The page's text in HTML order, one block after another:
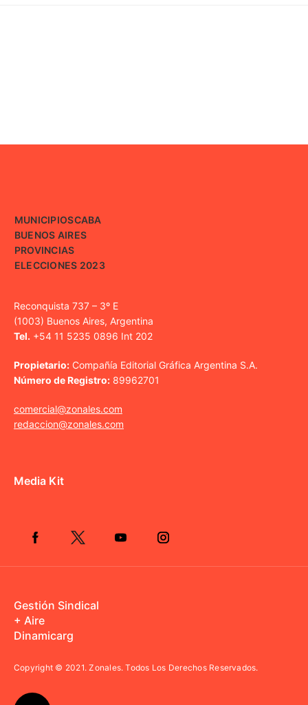
MUNICIPIOSCABA
BUENOS AIRES
PROVINCIAS
ELECCIONES 2023
Reconquista 737 – 3º E
(1003) Buenos Aires, Argentina
Tel. +54 11 5235 0896 Int 202
Propietario: Compañía Editorial Gráfica Argentina S.A.
Número de Registro: 89962701
comercial@zonales.com
redaccion@zonales.com
Media Kit
Gestión Sindical
+ Aire
Dinamicarg
Copyright © 2021.Zonales. Todos Los Derechos Reservados.